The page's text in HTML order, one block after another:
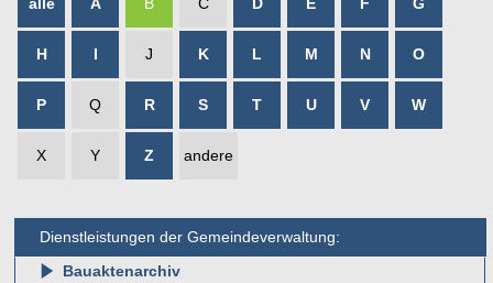
H I J K L M N O
P Q R S T U V W
X Y Z andere
Dienstleistungen der Gemeindeverwaltung:
Bauaktenarchiv